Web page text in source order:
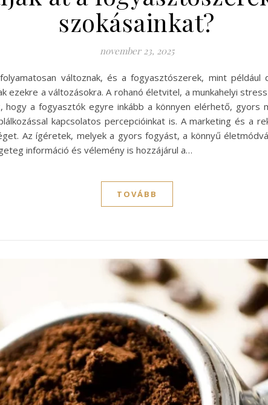
szokásainkat?
november 23, 2025
változnak, és a fogyasztószerek, mint
ezekre a változásokra. A rohanó életvitel, a munkahelyi
hogy a fogyasztók egyre inkább a könnyen elérhető, gyors
kapcsolatos percepcióinkat is. A marketing és a
Az ígéretek, melyek a gyors fogyást, a könnyű
információ és vélemény is hozzájárul a…
TOVÁBB